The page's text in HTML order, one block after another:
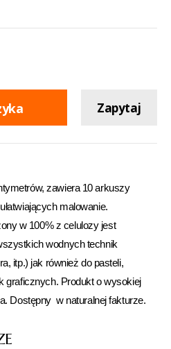
Zapytaj
zawiera 10 arkuszy
malowanie.
w 100% z celulozy jest
wodnych technik
itp.) jak również do pasteli,
graficznych. Produkt o wysokiej
Dostępny w naturalnej fakturze.